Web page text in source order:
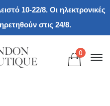
10-22/8. Οι ηλεκτρονικές
στις 24/8.
0